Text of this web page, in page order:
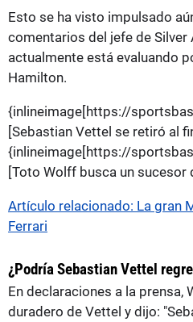
Esto se ha visto impulsado
comentarios del jefe de
actualmente está evaluando
Hamilton.
{inlineimage[https://
[Sebastian Vettel se retiró al
{inlineimage[https://
[Toto Wolff busca un sucesor
Artículo relacionado: La gran
Ferrari
¿Podría Sebastian Vettel
En declaraciones a la
duradero de Vettel y dijo: